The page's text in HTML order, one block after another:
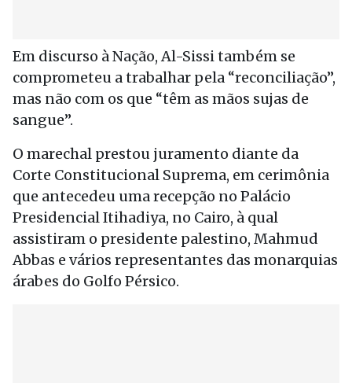
Em discurso à Nação, Al-Sissi também se
comprometeu a trabalhar pela “reconciliação”,
mas não com os que “têm as mãos sujas de
sangue”.
O marechal prestou juramento diante da
Corte Constitucional Suprema, em cerimônia
que antecedeu uma recepção no Palácio
Presidencial Itihadiya, no Cairo, à qual
assistiram o presidente palestino, Mahmud
Abbas e vários representantes das monarquias
árabes do Golfo Pérsico.